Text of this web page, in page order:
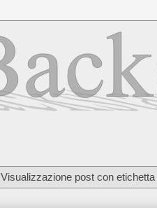
Visualizzazione post con etichetta